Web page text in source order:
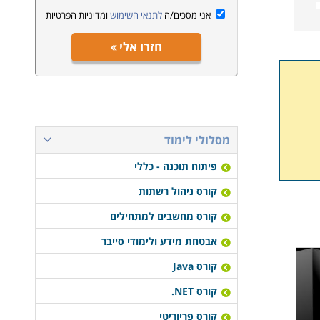
אני מסכים/הלתנאי השימוש ומדיניות הפרטיות
חזרו אלי
מסלולי לימוד
פיתוח תוכנה - כללי
קורס ניהול רשתות
קורס מחשבים למתחילים
אבטחת מידע ולימודי סייבר
קורס Java
קורס NET.
קורס פריוריטי